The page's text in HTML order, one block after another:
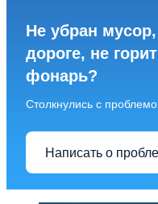
Не убран
дороге, не горит
фонарь?
Столкнулись с
Написать о